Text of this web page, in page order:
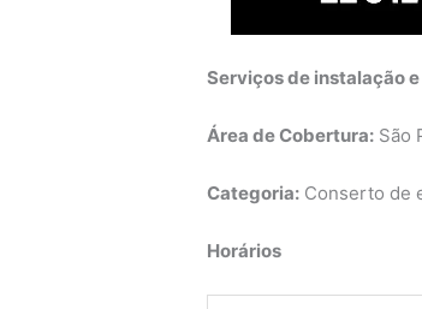
Serviços de instalação
Área de Cobertura: São
Categoria: Conserto de
Horários